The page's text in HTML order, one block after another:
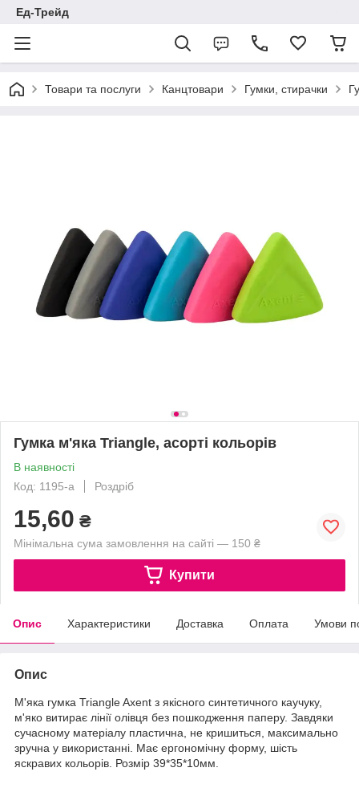
Ед-Трейд
Товари та послуги Канцтовари Гумки, стирачки
Гумка м'яка Triangle, асорті кольорів
В наявності
Код: 1195-a
Роздріб
15,60 ₴
Мінімальна сума замовлення на сайті — 150 ₴
Купити
Опис Характеристики Доставка Оплата Умови
Опис
М'яка гумка Triangle Axent з якісного синтетичного каучуку,
м'яко витирає лінії олівця без пошкодження паперу. Завдяки
сучасному матеріалу пластична, не кришиться, максимально
зручна у використанні. Має ергономічну форму, шість
яскравих кольорів. Розмір 39*35*10мм.